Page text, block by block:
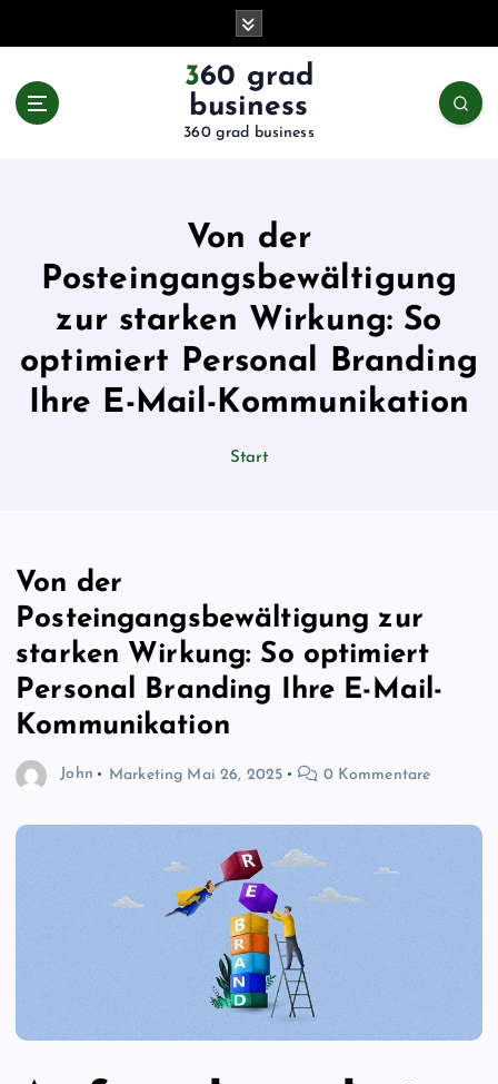
360 grad
business
360 grad business
Von der
Posteingangsbewältigung
zur starken Wirkung: So
optimiert Personal Branding
Ihre E-Mail-Kommunikation
Start
Von der
Posteingangsbewältigung zur
starken Wirkung: So optimiert
Personal Branding Ihre E-Mail-
Kommunikation
John Marketing Mai 26, 2025 0 Kommentare